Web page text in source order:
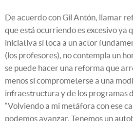
De acuerdo con Gil Antón, llamar
que está ocurriendo es excesivo ya
iniciativa sí toca a un actor
(los profesores), no contempla un
se puede hacer una reforma que
menos si comprometerse a una
infraestructura y de los programas
“Volviendo a mi metáfora con ese
podemos avanzar. Tenemos un